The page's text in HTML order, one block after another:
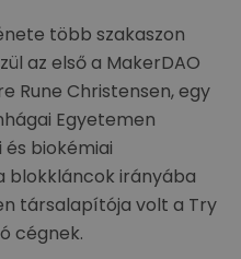
több szakaszon
az első a MakerDAO
Rune Christensen, egy
Egyetemen
biokémiai
blokkláncok irányába
társalapítója volt a Try
cégnek.